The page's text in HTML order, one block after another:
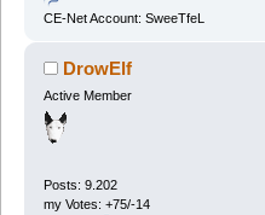
CE-Net Account: SweeTfeL
DrowElf
Active Member
Posts: 9.202
my Votes: +75/-14